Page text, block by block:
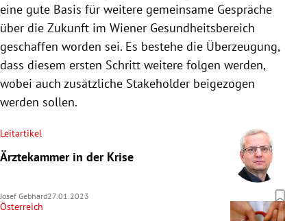
eine gute Basis für weitere gemeinsame Gespräche
über die Zukunft im Wiener Gesundheitsbereich
geschaffen worden sei. Es bestehe die Überzeugung,
dass diesem ersten Schritt weitere folgen werden,
wobei auch zusätzliche Stakeholder beigezogen
werden sollen.
Leitartikel
Ärztekammer in der Krise
Josef Gebhard27.01.2023
Österreich